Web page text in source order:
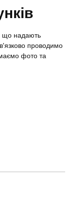
що надають
проводимо
фото та